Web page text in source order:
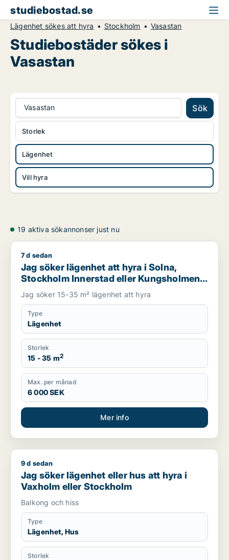
studiebostad.se
Lägenhet sökes att hyra Stockholm Vasastan
Studiebostäder sökes i
Vasastan
Vasastan Sök
Lägenhet
Vill hyra
Storlek
19 aktiva sökannonser just nu
Jag söker lägenhet att hyra i Solna, Stockholm Innerstad
7 d sedan
Jag söker lägenhet att hyra i Solna,
Stockholm Innerstad eller Kungsholmen
m.fl.
Jag söker 15-35 m² lägenhet att hyra
Type
Lägenhet
Storlek
15 - 35 m2
Max. per månad
6 000 SEK
Mer info
Jag söker lägenhet eller hus att hyra i Vaxholm eller
9 d sedan
Jag söker lägenhet eller hus att hyra i
Vaxholm eller Stockholm
Balkong och hiss
Type
Lägenhet, Hus
Storlek